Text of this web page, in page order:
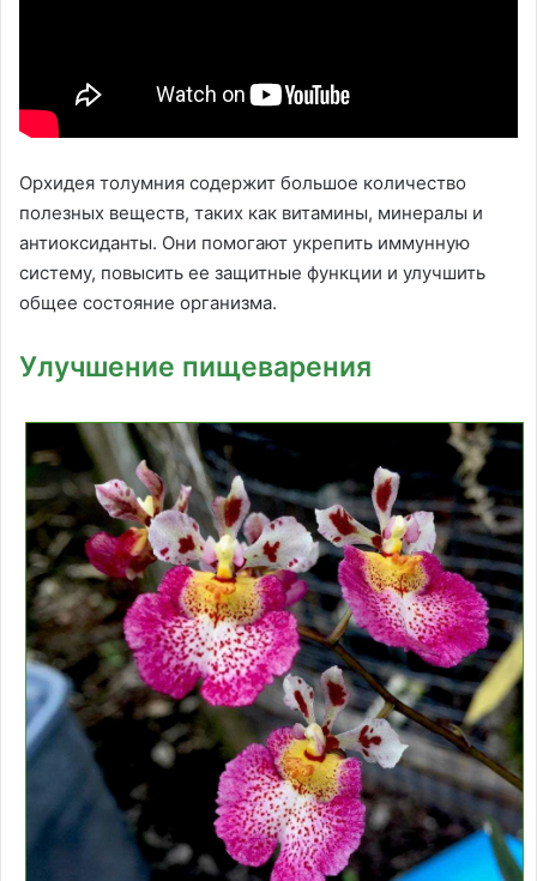
Орхидея толумния содержит большое количество
полезных веществ, таких как витамины, минералы и
антиоксиданты. Они помогают укрепить иммунную
систему, повысить ее защитные функции и улучшить
общее состояние организма.
Улучшение пищеварения